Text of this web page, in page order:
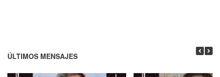
ÚLTIMOS MENSAJES